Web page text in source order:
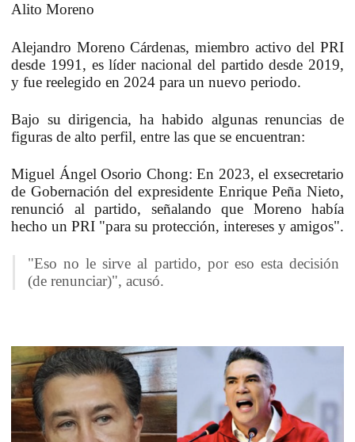
Alito Moreno
Alejandro Moreno Cárdenas, miembro activo del PRI
desde 1991, es líder nacional del partido desde 2019,
y fue reelegido en 2024 para un nuevo periodo.
Bajo su dirigencia, ha habido algunas renuncias de
figuras de alto perfil, entre las que se encuentran:
Miguel Ángel Osorio Chong:En 2023, el exsecretario
de Gobernación del expresidente Enrique Peña Nieto,
renunció al partido, señalando que Moreno había
hecho un PRI "para su protección, intereses y amigos".
"Eso no le sirve al partido, por eso esta decisión
(de renunciar)", acusó.